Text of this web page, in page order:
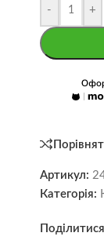
- +
Артикул:
Категорія: